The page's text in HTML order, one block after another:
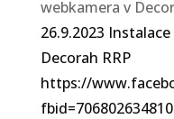
webkamera v
26.9.2023
Decorah RRP
https://